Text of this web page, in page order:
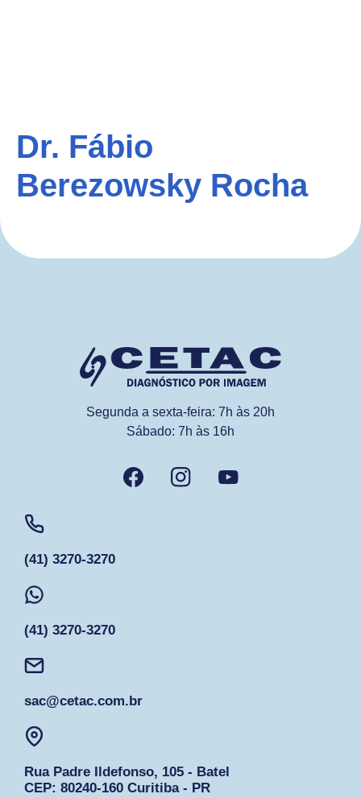
Dr. Fábio
Berezowsky Rocha
Segunda a sexta-feira: 7h às 20h
Sábado: 7h às 16h
(41) 3270-3270
(41) 3270-3270
sac@cetac.com.br
Rua Padre Ildefonso, 105 - Batel
CEP: 80240-160 Curitiba - PR